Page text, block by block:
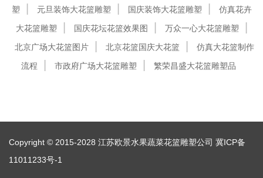
塑
元旦装饰大花篮雕塑 国庆装饰大花篮雕塑
仿真花卉
大花篮雕塑
国庆花坛花篮效果图
万众一心大花篮雕塑
北京广场大花篮图片
北京花篮国庆大花篮
仿真大花篮制作
流程
市政府广场大花篮雕塑 繁荣昌盛大花篮雕塑品
Copyright © 2015-2028 江苏欧景水果蔬菜花篮雕塑公司 冀ICP备
11011233号-1